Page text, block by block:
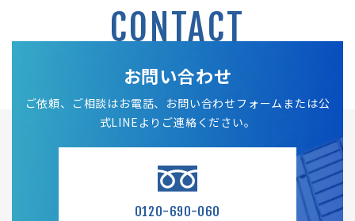
CONTACT
お問い合わせ
ご依頼、ご相談はお電話、お問い合わせフォームまたは公
式LINEよりご連絡ください。
0120-690-060